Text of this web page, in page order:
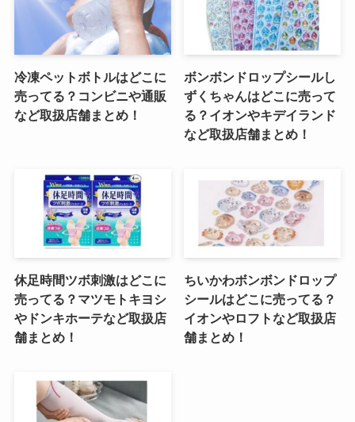
冷凍ペットボトルはどこに
売ってる？コンビニや通販
など取扱店舗まとめ！
ボンボンドロップシールし
ずくちゃんはどこに売って
る？イオンやキデイランド
など取扱店舗まとめ！
休足時間ツボ刺激はどこに
売ってる？マツモトキヨシ
やドンキホーテなど取扱店
舗まとめ！
ちいかわボンボンドロップ
シールはどこに売ってる？
イオンやロフトなど取扱店
舗まとめ！